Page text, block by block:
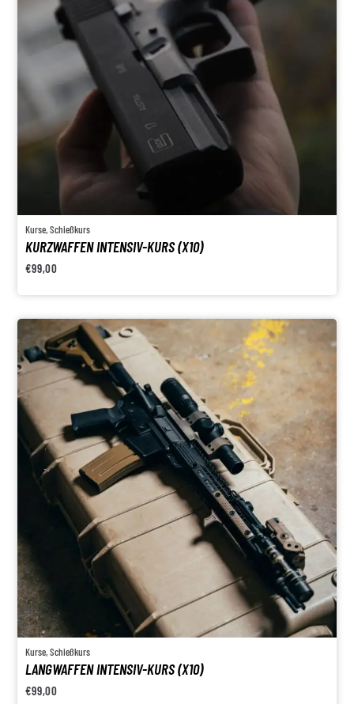
Kurse,Schießkurs
KURZWAFFEN INTENSIV-KURS (X10)
€99,00
Kurse,Schießkurs
LANGWAFFEN INTENSIV-KURS (X10)
€99,00